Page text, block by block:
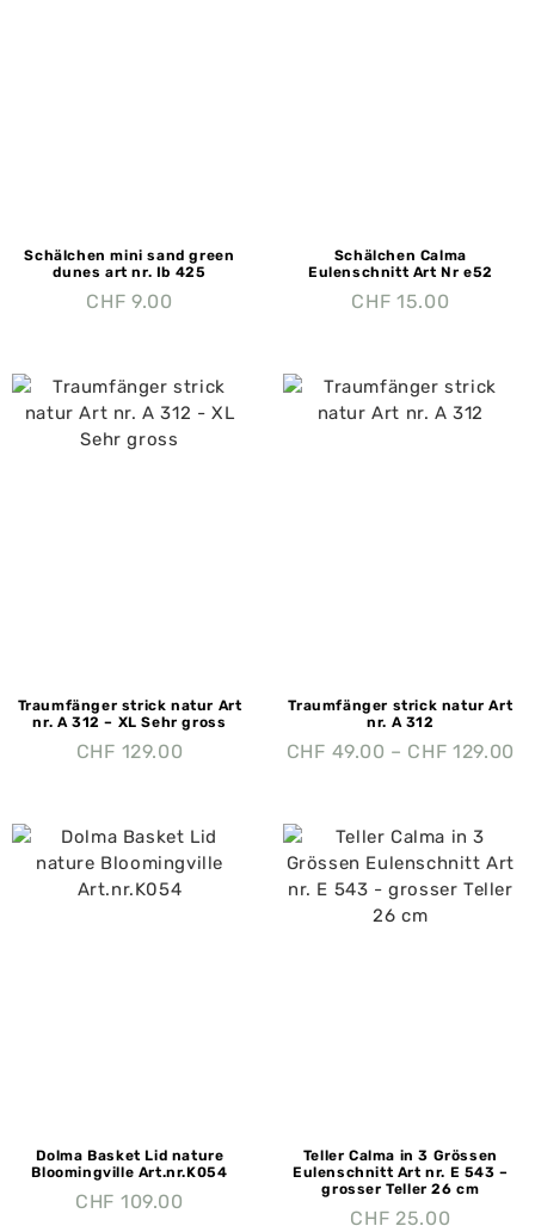
Schälchen mini sand green
dunes art nr. Ib 425
CHF 9.00
Schälchen Calma
Eulenschnitt Art Nr e52
CHF 15.00
Traumfänger strick natur Art
nr. A 312 – XL Sehr gross
CHF 129.00
Traumfänger strick natur Art
nr. A 312
CHF 49.00 – CHF 129.00
Dolma Basket Lid nature
Bloomingville Art.nr.K054
CHF 109.00
Teller Calma in 3 Grössen
Eulenschnitt Art nr. E 543 –
grosser Teller 26 cm
CHF 25.00